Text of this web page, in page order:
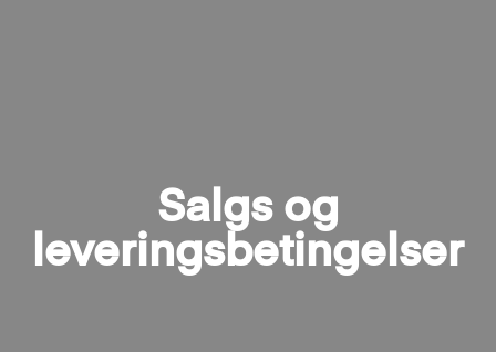
Salgs og
leveringsbetingelser